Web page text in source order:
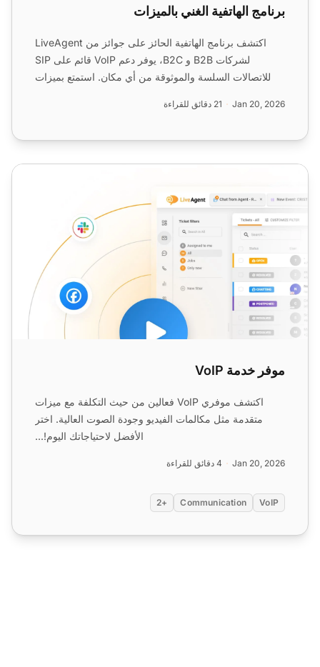
برنامج الهاتفية الغني بالميزات
اكتشف برنامج الهاتفية الحائز على جوائز من LiveAgent
لشركات B2B و B2C، يوفر دعم VoIP قائم على SIP
للاتصالات السلسة والموثوقة من أي مكان. استمتع بميزات
Jan 20, 2026 21 دقائق للقراءة
موفر خدمة VoIP
موفر خدمة VoIP
اكتشف موفري VoIP فعالين من حيث التكلفة مع ميزات
متقدمة مثل مكالمات الفيديو وجودة الصوت العالية. اختر
الأفضل لاحتياجاتك اليوم!...
Jan 20, 2026 4 دقائق للقراءة
VoIP
Communication
+2